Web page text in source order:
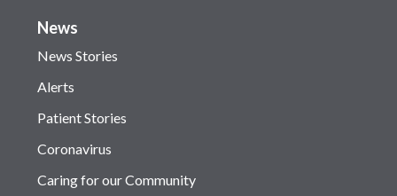
News
News Stories
Alerts
Patient Stories
Coronavirus
Caring for our Community